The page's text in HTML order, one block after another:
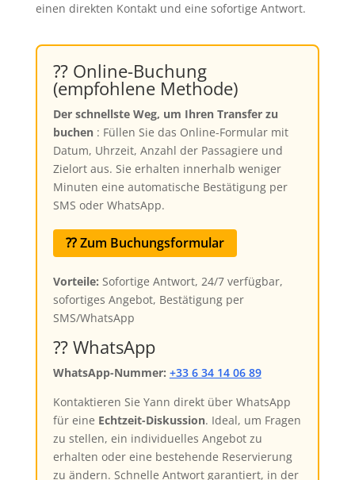
einen direkten Kontakt und eine sofortige Antwort.
⁇ Online-Buchung
(empfohlene Methode)
Der schnellste Weg, um Ihren Transfer zu
buchen: Füllen Sie das Online-Formular mit
Datum, Uhrzeit, Anzahl der Passagiere und
Zielort aus. Sie erhalten innerhalb weniger
Minuten eine automatische Bestätigung per
SMS oder WhatsApp.
⁇ Zum Buchungsformular
Vorteile: Sofortige Antwort, 24/7 verfügbar,
sofortiges Angebot, Bestätigung per
SMS/WhatsApp
⁇ WhatsApp
WhatsApp-Nummer: +33 6 34 14 06 89
Kontaktieren Sie Yann direkt über WhatsApp
für eine Echtzeit-Diskussion. Ideal, um Fragen
zu stellen, ein individuelles Angebot zu
erhalten oder eine bestehende Reservierung
zu ändern. Schnelle Antwort garantiert, in der